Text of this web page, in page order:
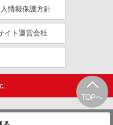
TOPへ
情報保護方針
イト運営会社